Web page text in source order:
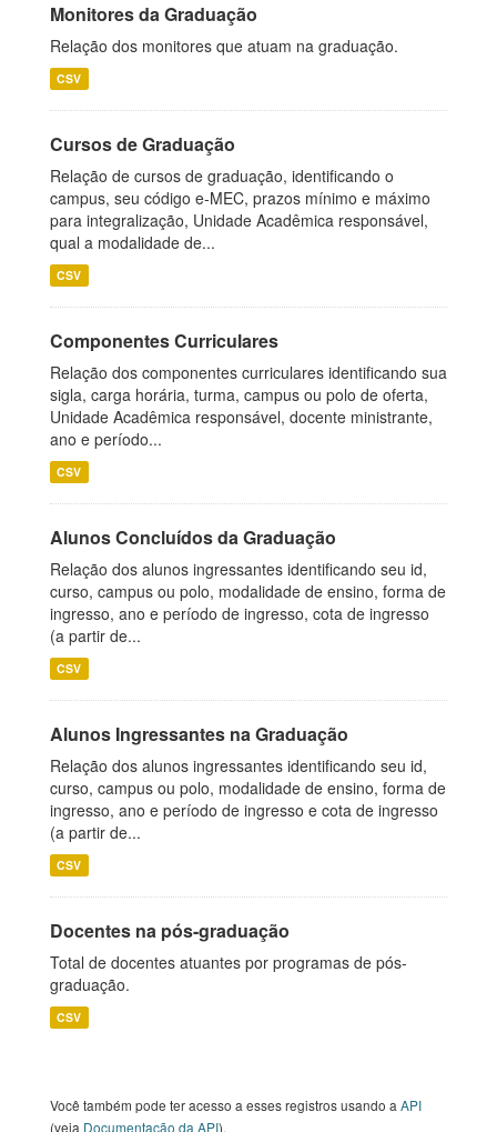
Monitores da Graduação
Relação dos monitores que atuam na graduação.
CSV
Cursos de Graduação
Relação de cursos de graduação, identificando o
campus, seu código e-MEC, prazos mínimo e máximo
para integralização, Unidade Acadêmica responsável,
qual a modalidade de...
CSV
Componentes Curriculares
Relação dos componentes curriculares identificando sua
sigla, carga horária, turma, campus ou polo de oferta,
Unidade Acadêmica responsável, docente ministrante,
ano e período...
CSV
Alunos Concluídos da Graduação
Relação dos alunos ingressantes identificando seu id,
curso, campus ou polo, modalidade de ensino, forma de
ingresso, ano e período de ingresso, cota de ingresso
(a partir de...
CSV
Alunos Ingressantes na Graduação
Relação dos alunos ingressantes identificando seu id,
curso, campus ou polo, modalidade de ensino, forma de
ingresso, ano e período de ingresso e cota de ingresso
(a partir de...
CSV
Docentes na pós-graduação
Total de docentes atuantes por programas de pós-
graduação.
CSV
Você também pode ter acesso a esses registros usando a API
(veja Documentação da API).